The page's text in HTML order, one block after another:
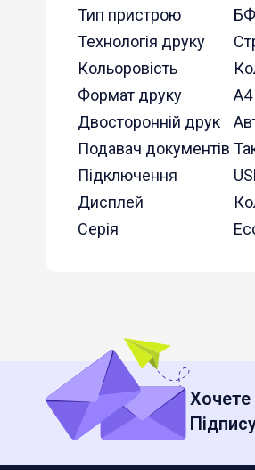
Тип пристрою
Технологія друку
Кольоровість
Формат друку
A4
Двосторонній друк
Подавач документів
Підключення
Дисплей
Серія
Хочете